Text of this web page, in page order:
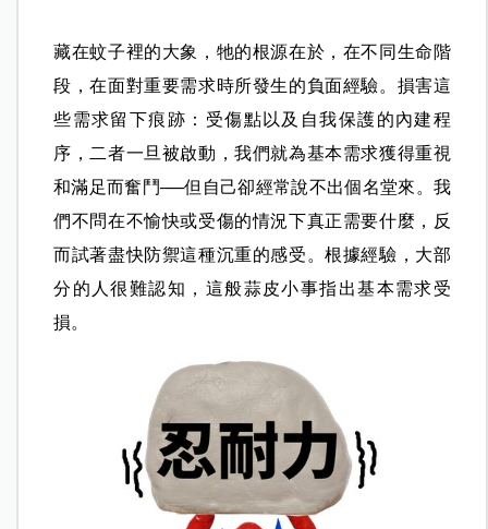
藏在蚊子裡的大象，牠的根源在於，在不同生命階
段，在面對重要需求時所發生的負面經驗。損害這
些需求留下痕跡：受傷點以及自我保護的內建程
序，二者一旦被啟動，我們就為基本需求獲得重視
和滿足而奮鬥──但自己卻經常說不出個名堂來。我
們不問在不愉快或受傷的情況下真正需要什麼，反
而試著盡快防禦這種沉重的感受。根據經驗，大部
分的人很難認知，這般蒜皮小事指出基本需求受
損。